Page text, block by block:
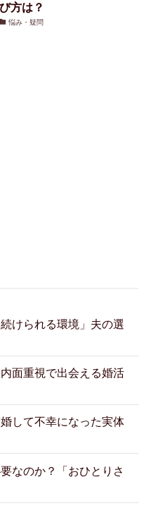
び方は？
悩み・疑問
けられる環境」夫の選
面重視で出会える婚活
して不幸になった実体
なのか？「おひとりさ